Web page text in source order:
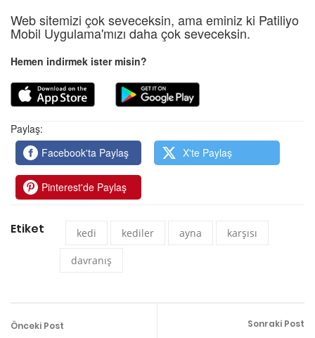
Web sitemizi çok seveceksin, ama eminiz ki Patiliyo
Mobil Uygulama'mızı daha çok seveceksin.
Hemen indirmek ister misin?
Paylaş:
Facebook'ta Paylaş
X'te Paylaş
Pinterest'de Paylaş
Etiket kedi kediler ayna karşısı
davranış
Önceki Post Sonraki Post